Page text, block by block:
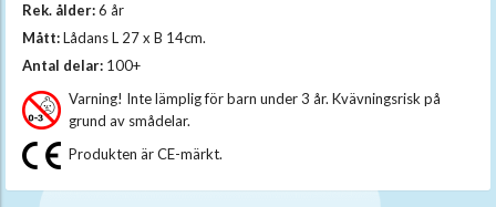
Rek. ålder:6 år
Mått:Lådans L 27 x B 14cm.
Antal delar: 100+
Varning! Inte lämplig för barn under 3 år. Kvävningsrisk på
grund av smådelar.
Produkten är CE-märkt.